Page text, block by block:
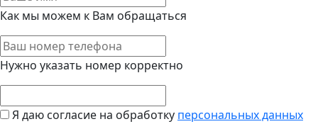
Как мы можем к Вам обращаться
Нужно указать номер корректно
Я даю согласие на обработку персональных данных